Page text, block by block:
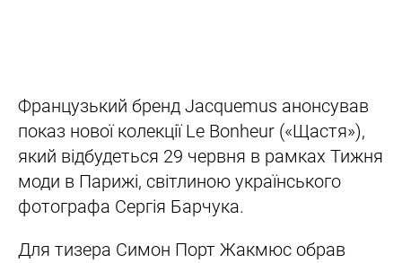
Французький бренд Jacquemus анонсував
показ нової колекції Le Bonheur («Щастя»),
який відбудеться 29 червня в рамках Тижня
моди в Парижі, світлиною українського
фотографа Сергія Барчука.
Для тизера Симон Порт Жакмюс обрав